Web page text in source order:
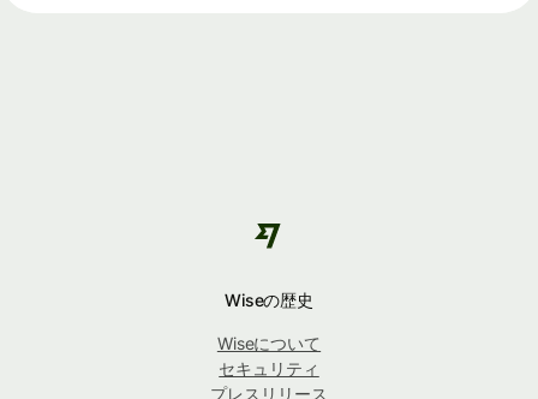
Wiseの歴史
Wiseについて
セキュリティ
プレスリリース